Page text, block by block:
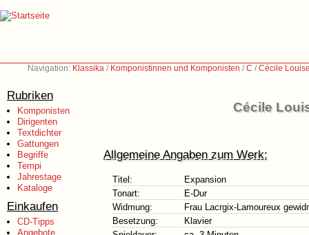
Navigation: Klassika / Komponistinnen und Komponisten /C /Cécile
Rubriken
Komponisten
Dirigenten
Textdichter
Gattungen
Begriffe
Tempi
Jahrestage
Kataloge
Einkaufen
CD-Tipps
Angebote
Cécile
Allgemeine Angaben zum Werk:
Titel:
Expansion
Tonart:
E-Dur
Widmung:
Frau Lacrgix-Lamoureux
Besetzung:
Klavier